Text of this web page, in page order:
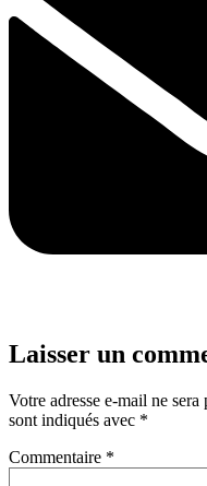
Laisser un
Votre adresse e-mail ne sera
sont indiqués avec *
Commentaire *